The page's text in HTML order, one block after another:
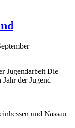
Jugendarbeit Die
der Jugend
und Nassau